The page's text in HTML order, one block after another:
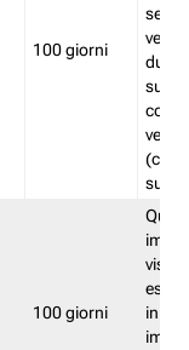
100 giorni
100 giorni
in